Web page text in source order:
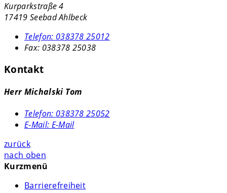
Kurparkstraße 4
17419 Seebad Ahlbeck
Telefon: 038378 25012
Fax: 038378 25038
Kontakt
Herr Michalski Tom
Telefon: 038378 25052
E-Mail: E-Mail
zurück
nach oben
Kurzmenü
Barrierefreiheit